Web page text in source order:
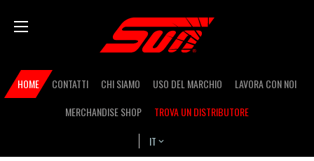
Secondary
navigation
HOME CONTATTI CHI SIAMO USO DEL MARCHIO
LAVORA CON NOI
MERCHANDISE SHOP
TROVA UN DISTRIBUTORE
IT